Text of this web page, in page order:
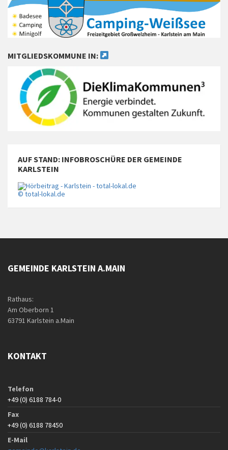
MITGLIEDSKOMMUNE IN:
AUF STAND: INFOBROSCHÜRE DER GEMEINDE
KARLSTEIN
© total-lokal.de
GEMEINDE KARLSTEIN A.MAIN
Rathaus:
Am Oberborn 1
63791 Karlstein a.Main
KONTAKT
Telefon
+49 (0) 6188 784-0
Fax
+49 (0) 6188 78450
E-Mail